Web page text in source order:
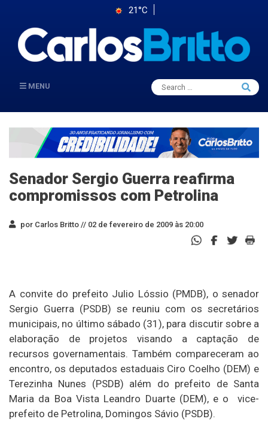
21°C
MENU
Search
for:
Search
Senador Sergio Guerra reafirma
compromissos com Petrolina
por Carlos Britto // 02 de fevereiro de 2009 às 20:00
A convite do prefeito Julio Lóssio (PMDB), o senador
Sergio Guerra (PSDB) se reuniu com os secretários
municipais, no último sábado (31), para discutir sobre a
elaboração de projetos visando a captação de
recursos governamentais. Também compareceram ao
encontro, os deputados estaduais Ciro Coelho (DEM) e
Terezinha Nunes (PSDB) além do prefeito de Santa
Maria da Boa Vista Leandro Duarte (DEM), e o vice-
prefeito de Petrolina, Domingos Sávio (PSDB).